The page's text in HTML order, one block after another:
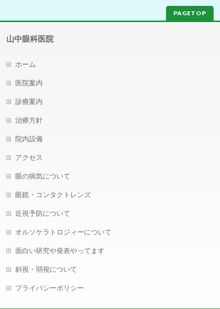
PAGETOP
山中眼科医院
ホーム
医院案内
診療案内
治療方針
院内設備
アクセス
眼の病気について
眼鏡・コンタクトレンズ
近視予防について
オルソケラトロジィーについて
面白い研究や発表やってます
斜視・弱視について
プライバシーポリシー